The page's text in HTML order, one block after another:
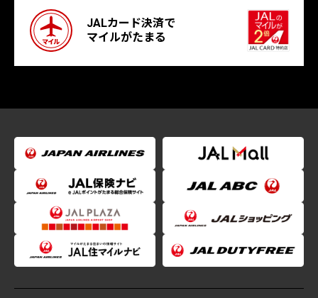
JALカード決済で
マイルがたまる